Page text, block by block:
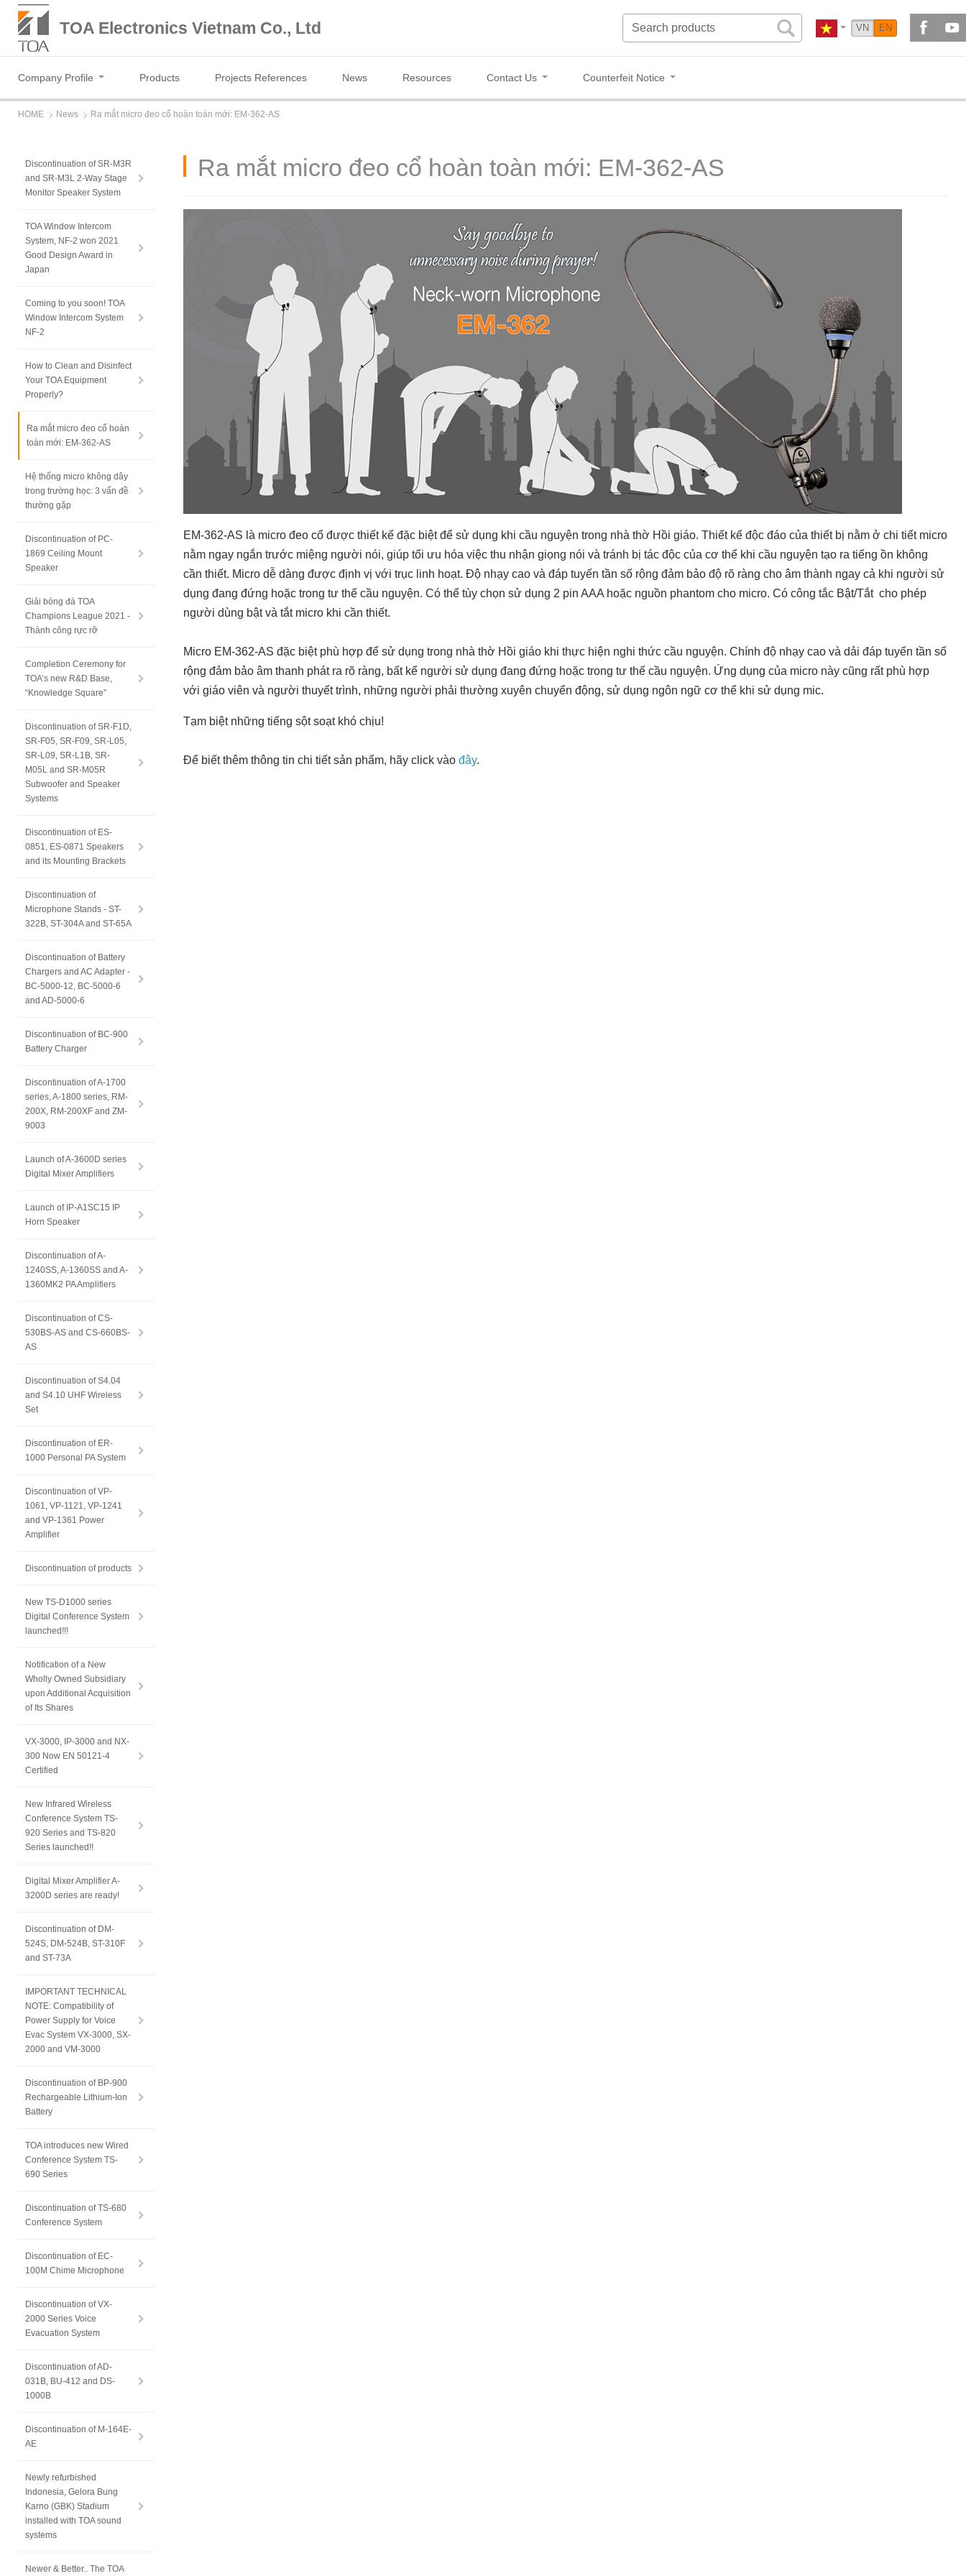
TOA Electronics Vietnam Co., Ltd VN EN
Company Profile Products Projects References News Resources Contact Us Counterfeit Notice
HOME News Ra mắt micro đeo cổ hoàn toàn mới: EM-362-AS
Ra mắt micro đeo cổ hoàn toàn mới: EM-362-AS
EM-362-AS là micro đeo cổ được thiết kế đặc biệt để sử dụng khi cầu nguyện trong nhà thờ Hồi giáo. Thiết kế độc đáo của thiết bị nằm ở chi tiết micro
nằm ngay ngắn trước miệng người nói, giúp tối ưu hóa việc thu nhận giọng nói và tránh bị tác độc của cơ thể khi cầu nguyện tạo ra tiếng ồn không
cần thiết. Micro dễ dàng được định vị với trục linh hoạt. Độ nhạy cao và đáp tuyến tần số rộng đảm bảo độ rõ ràng cho âm thành ngay cả khi người sử
dụng đang đứng hoặc trong tư thế cầu nguyện. Có thể tùy chọn sử dụng 2 pin AAA hoặc nguồn phantom cho micro. Có công tắc Bật/Tắt cho phép
người dùng bật và tắt micro khi cần thiết.
Micro EM-362-AS đặc biệt phù hợp để sử dụng trong nhà thờ Hồi giáo khi thực hiện nghi thức cầu nguyện. Chính độ nhạy cao và dải đáp tuyến tần số
rộng đảm bảo âm thanh phát ra rõ ràng, bất kể người sử dụng đang đứng hoặc trong tư thế cầu nguyện. Ứng dụng của micro này cũng rất phù hợp
với giáo viên và người thuyết trình, những người phải thường xuyên chuyển động, sử dụng ngôn ngữ cơ thể khi sử dụng mic.
Tạm biệt những tiếng sột soạt khó chịu!
Để biết thêm thông tin chi tiết sản phẩm, hãy click vào đây.
Discontinuation of SR-M3R
and SR-M3L 2-Way Stage
Monitor Speaker System
TOA Window Intercom
System, NF-2 won 2021
Good Design Award in
Japan
Coming to you soon! TOA
Window Intercom System
NF-2
How to Clean and Disinfect
Your TOA Equipment
Properly?
Ra mắt micro đeo cổ hoàn
toàn mới: EM-362-AS
Hệ thống micro không dây
trong trường học: 3 vấn đề
thường gặp
Discontinuation of PC-
1869 Ceiling Mount
Speaker
Giải bóng đá TOA
Champions League 2021 -
Thành công rực rỡ
Completion Ceremony for
TOA’s new R&D Base,
“Knowledge Square”
Discontinuation of SR-F1D,
SR-F05, SR-F09, SR-L05,
SR-L09, SR-L1B, SR-
M05L and SR-M05R
Subwoofer and Speaker
Systems
Discontinuation of ES-
0851, ES-0871 Speakers
and its Mounting Brackets
Discontinuation of
Microphone Stands - ST-
322B, ST-304A and ST-65A
Discontinuation of Battery
Chargers and AC Adapter -
BC-5000-12, BC-5000-6
and AD-5000-6
Discontinuation of BC-900
Battery Charger
Discontinuation of A-1700
series, A-1800 series, RM-
200X, RM-200XF and ZM-
9003
Launch of A-3600D series
Digital Mixer Amplifiers
Launch of IP-A1SC15 IP
Horn Speaker
Discontinuation of A-
1240SS, A-1360SS and A-
1360MK2 PA Amplifiers
Discontinuation of CS-
530BS-AS and CS-660BS-
AS
Discontinuation of S4.04
and S4.10 UHF Wireless
Set
Discontinuation of ER-
1000 Personal PA System
Discontinuation of VP-
1061, VP-1121, VP-1241
and VP-1361 Power
Amplifier
Discontinuation of products
New TS-D1000 series
Digital Conference System
launched!!!
Notification of a New
Wholly Owned Subsidiary
upon Additional Acquisition
of Its Shares
VX-3000, IP-3000 and NX-
300 Now EN 50121-4
Certified
New Infrared Wireless
Conference System TS-
920 Series and TS-820
Series launched!!
Digital Mixer Amplifier A-
3200D series are ready!
Discontinuation of DM-
524S, DM-524B, ST-310F
and ST-73A
IMPORTANT TECHNICAL
NOTE: Compatibility of
Power Supply for Voice
Evac System VX-3000, SX-
2000 and VM-3000
Discontinuation of BP-900
Rechargeable Lithium-Ion
Battery
TOA introduces new Wired
Conference System TS-
690 Series
Discontinuation of TS-680
Conference System
Discontinuation of EC-
100M Chime Microphone
Discontinuation of VX-
2000 Series Voice
Evacuation System
Discontinuation of AD-
031B, BU-412 and DS-
1000B
Discontinuation of M-164E-
AE
Newly refurbished
Indonesia, Gelora Bung
Karno (GBK) Stadium
installed with TOA sound
systems
Newer & Better.. The TOA